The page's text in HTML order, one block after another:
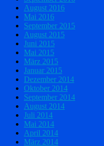
August 2016
Mai 2016
September 2015
August 2015
Juni 2015
Mai 2015
März 2015
Januar 2015
Dezember 2014
Oktober 2014
September 2014
August 2014
Juli 2014
Mai 2014
April 2014
März 2014